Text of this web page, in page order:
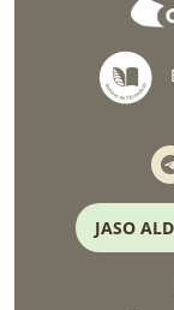
JASO